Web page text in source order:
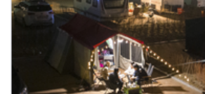
캠핑장(9월1일~6일) 미운영 공지